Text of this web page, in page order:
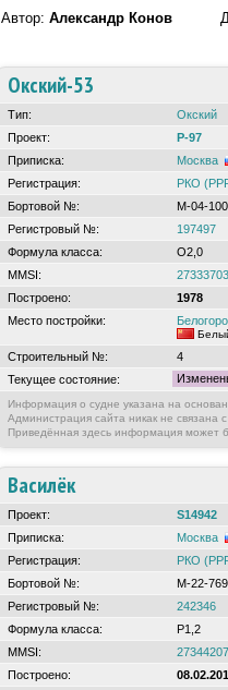
Автор: Александр Конов
Окский-53
Тип:
Окский
Проект:
Р-97
Приписка:
Москва
Регистрация:
РКО
Бортовой №:
М-04-
Регистровый №:
197497
Формула класса:
О2,0
MMSI:
Построено:
1978
Место постройки:
Строительный №:
4
Текущее состояние:
Информация о судне указана на
Администрация сайта никак не связана
Приведённая здесь информация может
Василёк
Проект:
S14942
Приписка:
Москва
Регистрация:
РКО
Бортовой №:
М-22-
Регистровый №:
242346
Формула класса:
Р1,2
MMSI:
Построено: